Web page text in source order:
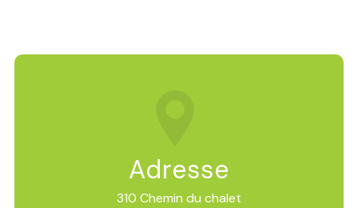
Adresse
310 Chemin du chalet